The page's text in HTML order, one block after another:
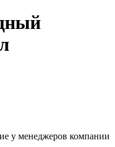
у менеджеров компании